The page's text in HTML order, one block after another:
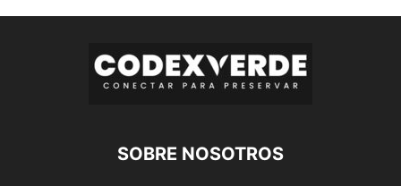
SOBRE NOSOTROS